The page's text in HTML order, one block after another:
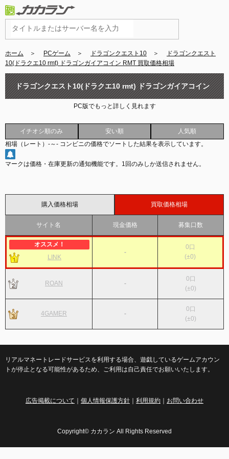
ホーム ＞ PCゲーム ＞ ドラゴンクエスト10 ＞
ドラゴンクエスト
10(ドラクエ10 rmt) ドラゴンガイアコイン RMT 買取価格相場
ドラゴンクエスト10(ドラクエ10 rmt) ドラゴンガイアコイン
PC版でもっと詳しく見れます
イチオシ順のみ 安い順
人気順
相場（レート） -～- コンビニの価格でソートした結果を表示しています。
マークは価格・在庫更新の通知機能です。 1回のみしか送信されません。
購入価格相場 買取価格相場
サイト名 現金価格 募集口数
LINK
-
0口
(±0)
ROAN -
0 口
(±0)
4GAMER -
0 口
(±0)
リアルマネートレードサービスを利用する場合、遊戯しているゲームアカウン
トが停止となる可能性があるため、ご利用は自己責任でお願いいたします。
広告掲載について 個人情報保護方針 利用規約 お問い合わせ
Copyright© カカラン All Rights Reserved